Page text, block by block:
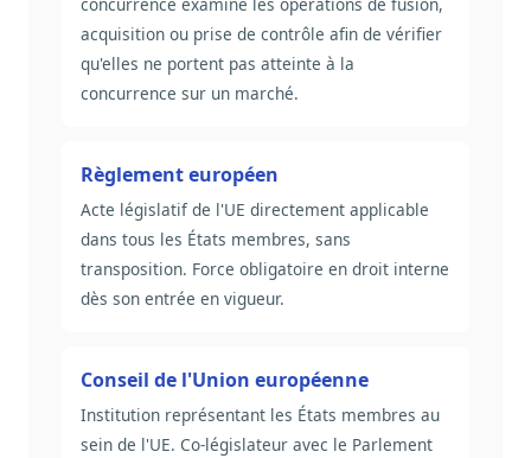
acquisition ou prise de contrôle afin de vérifier
qu'elles ne portent pas atteinte à la
concurrence sur un marché.
Règlement européen
Acte législatif de l'UE directement applicable
dans tous les États membres, sans
transposition. Force obligatoire en droit interne
dès son entrée en vigueur.
Conseil de l'Union européenne
Institution représentant les États membres au
sein de l'UE. Co-législateur avec le Parlement